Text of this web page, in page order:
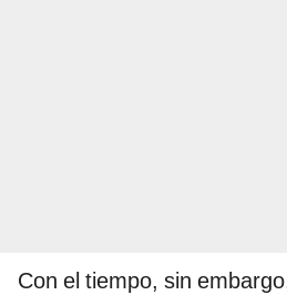
Con el tiempo, sin